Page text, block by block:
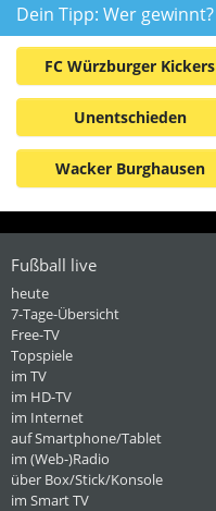
Dein Tipp: Wer gewinnt?
FC Würzburger Kickers
Unentschieden
Wacker Burghausen
Fußball live
heute
7-Tage-Übersicht
Free-TV
Topspiele
im TV
im HD-TV
im Internet
auf Smartphone/Tablet
im (Web-)Radio
über Box/Stick/Konsole
im Smart TV